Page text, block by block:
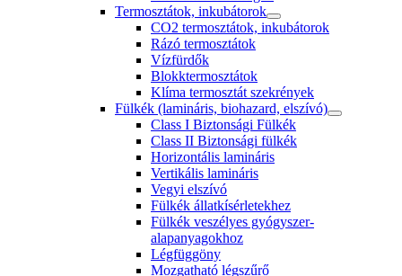
Termosztátok, inkubátorok
CO2 termosztátok, inkubátorok
Rázó termosztátok
Vízfürdők
Blokktermosztátok
Klíma termosztát szekrények
Fülkék (lamináris, biohazard, elszívó)
Class I Biztonsági Fülkék
Class II Biztonsági fülkék
Horizontális lamináris
Vertikális lamináris
Vegyi elszívó
Fülkék állatkísérletekhez
Fülkék veszélyes gyógyszer-
alapanyagokhoz
Légfüggöny
Mozgatható légszűrő